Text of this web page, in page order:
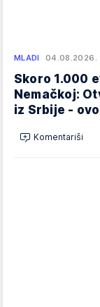
MLADI 04.08.2026.
Skoro 1.000
Nemačkoj:
iz Srbije -
Komentariši